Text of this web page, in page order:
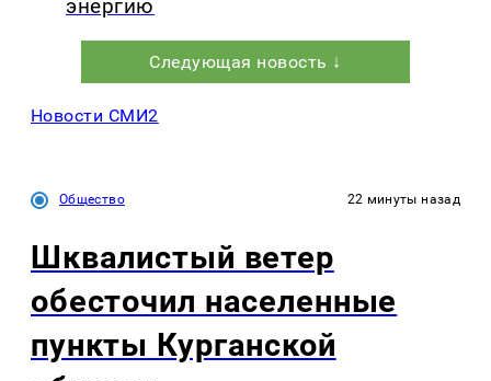
энергию
Следующая новость ↓
Новости СМИ2
Общество 22 минуты назад
Шквалистый ветер
обесточил населенные
пункты Курганской